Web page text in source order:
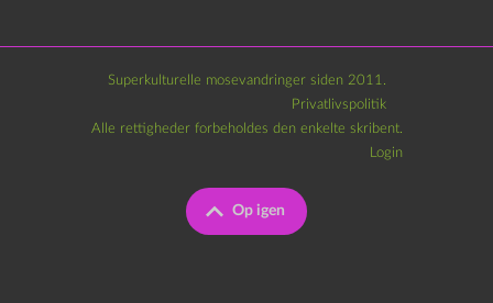
Superkulturelle mosevandringer siden 2011.
Privatlivspolitik
Op igen
Alle rettigheder forbeholdes den enkelte skribent.
Login